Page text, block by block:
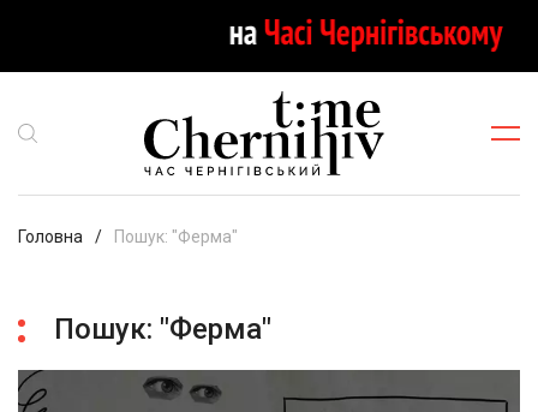
Головна Пошук: "Ферма"
Пошук: "Ферма"